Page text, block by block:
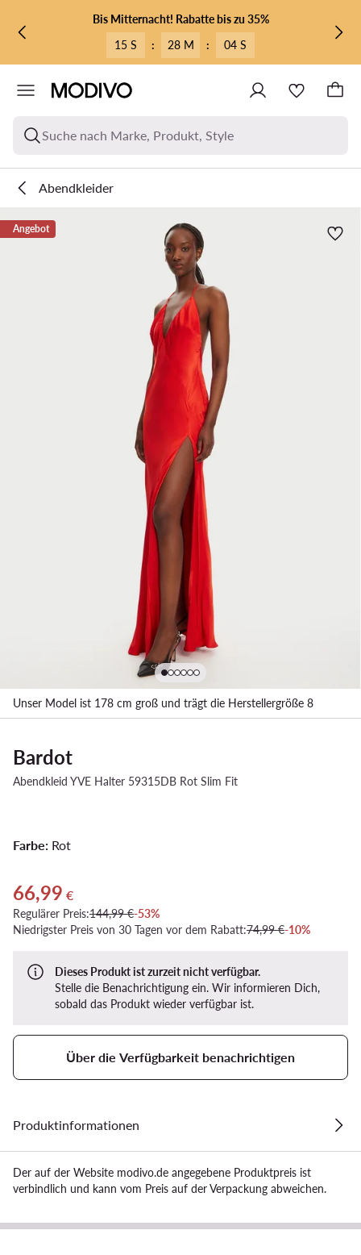
ZUM HAUPTINHALT SPRINGEN
Bis Mitternacht! Rabatte bis zu 35%
15 S
: 28 M : 04 S
Suche nach Marke, Produkt, Style
Abendkleider
Angebot
Unser Model ist 178 cm groß und trägt die Herstellergröße 8
Bardot
Abendkleid YVE Halter 59315DB Rot Slim Fit
Farbe: Rot
Aktueller Preis 66,99 €
66,99 €
Regulärer Preis:144,99 €-53%
Niedrigster Preis von 30 Tagen vor dem Rabatt:74,99 €-10%
Dieses Produkt ist zurzeit nicht verfügbar.
Stelle die Benachrichtigung ein. Wir informieren Dich,
sobald das Produkt wieder verfügbar ist.
Über die Verfügbarkeit benachrichtigen
Produktinformationen
Der auf der Website modivo.de angegebene Produktpreis ist
verbindlich und kann vom Preis auf der Verpackung abweichen.